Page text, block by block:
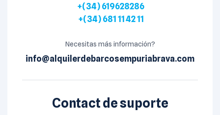
+(34) 619628286
+(34) 681 11 42 11
Necesitas más información?
info@alquilerdebarcosempuriabrava.com
Contact de suporte